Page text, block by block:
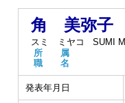
角 美弥子
スミ ミヤコ
SUMI
所 属
職 名
発表年月日